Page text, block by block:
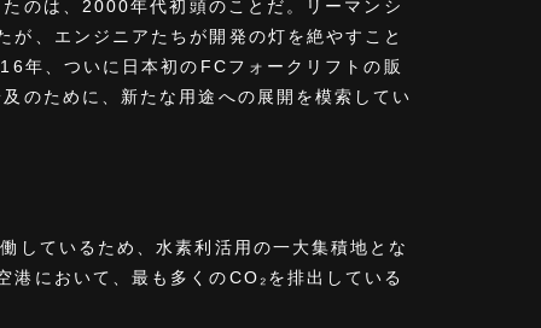
のは、2000年代初頭のことだ。リーマンシ
、エンジニアたちが開発の灯を絶やすこと
年、ついに日本初のFCフォークリフトの販
のために、新たな用途への展開を模索してい
しているため、水素利活用の一大集積地とな
において、最も多くのCO₂を排出している